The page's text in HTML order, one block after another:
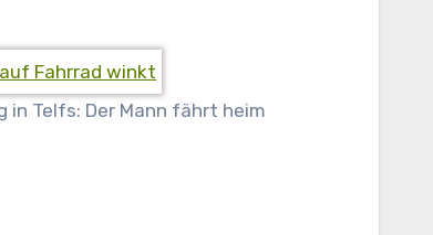
in Telfs: Der Mann fährt heim